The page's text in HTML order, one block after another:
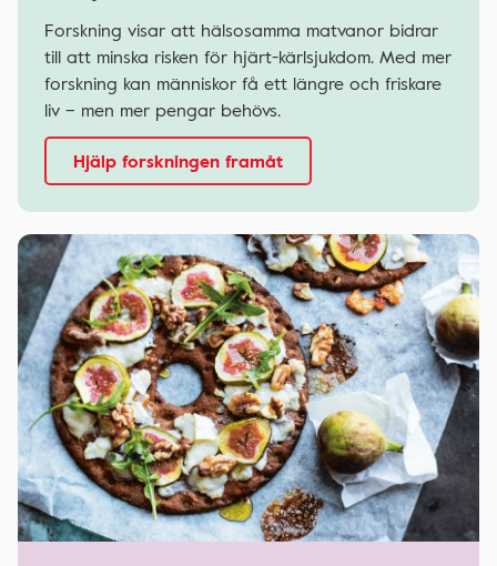
Forskning visar att hälsosamma matvanor bidrar
till att minska risken för hjärt-kärlsjukdom. Med mer
forskning kan människor få ett längre och friskare
liv – men mer pengar behövs.
Hjälp forskningen framåt